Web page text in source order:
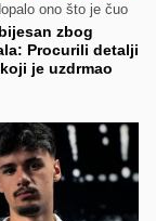
ono što je čuo
zbog
Procurili detalji
je uzdrmao